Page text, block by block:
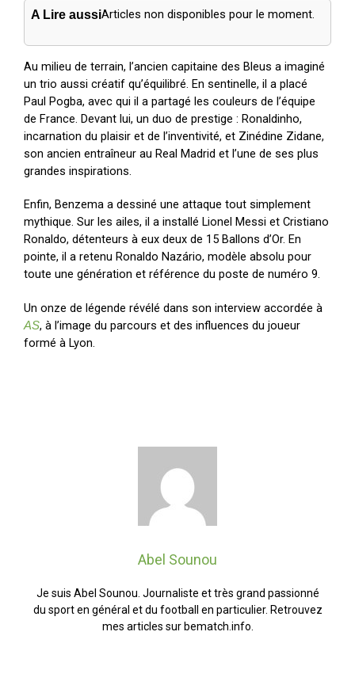
A Lire aussiArticles non disponibles pour le moment.
Au milieu de terrain, l’ancien capitaine des Bleus a imaginé
un trio aussi créatif qu’équilibré. En sentinelle, il a placé
Paul Pogba, avec qui il a partagé les couleurs de l’équipe
de France. Devant lui, un duo de prestige : Ronaldinho,
incarnation du plaisir et de l’inventivité, et Zinédine Zidane,
son ancien entraîneur au Real Madrid et l’une de ses plus
grandes inspirations.
Enfin, Benzema a dessiné une attaque tout simplement
mythique. Sur les ailes, il a installé Lionel Messi et Cristiano
Ronaldo, détenteurs à eux deux de 15 Ballons d’Or. En
pointe, il a retenu Ronaldo Nazário, modèle absolu pour
toute une génération et référence du poste de numéro 9.
Un onze de légende révélé dans son interview accordée à
AS, à l’image du parcours et des influences du joueur
formé à Lyon.
Abel Sounou
Je suis Abel Sounou. Journaliste et très grand passionné
du sport en général et du football en particulier. Retrouvez
mes articles sur bematch.info.